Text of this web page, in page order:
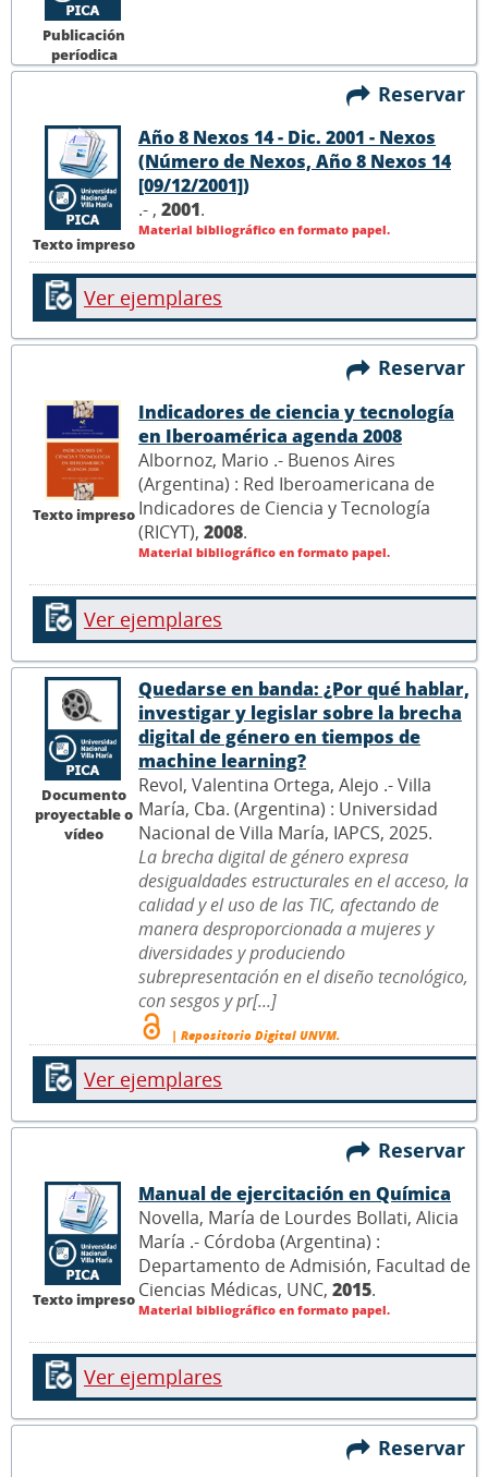
Publicación
períodica
Reservar
Texto impreso
Año 8 Nexos 14 - Dic. 2001 - Nexos
(Número de Nexos, Año 8 Nexos 14
[09/12/2001])
.- , 2001.
Material bibliográfico en formato papel.
Ver ejemplares
Reservar
Texto impreso
Indicadores de ciencia y tecnología
en Iberoamérica agenda 2008
Albornoz, Mario .- Buenos Aires
(Argentina) : Red Iberoamericana de
Indicadores de Ciencia y Tecnología
(RICYT), 2008.
Material bibliográfico en formato papel.
Ver ejemplares
Documento
proyectable o
vídeo
Quedarse en banda: ¿Por qué hablar,
investigar y legislar sobre la brecha
digital de género en tiempos de
machine learning?
Revol, Valentina Ortega, Alejo .- Villa
María, Cba. (Argentina) : Universidad
Nacional de Villa María, IAPCS, 2025.
La brecha digital de género expresa
desigualdades estructurales en el acceso, la
calidad y el uso de las TIC, afectando de
manera desproporcionada a mujeres y
diversidades y produciendo
subrepresentación en el diseño tecnológico,
con sesgos y pr[...]
| Repositorio Digital UNVM.
Ver ejemplares
Reservar
Texto impreso
Manual de ejercitación en Química
Novella, María de Lourdes Bollati, Alicia
María .- Córdoba (Argentina) :
Departamento de Admisión, Facultad de
Ciencias Médicas, UNC, 2015.
Material bibliográfico en formato papel.
Ver ejemplares
Reservar